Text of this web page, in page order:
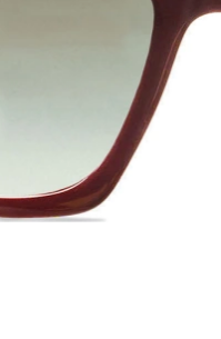
Glasbreite
Glasbreite